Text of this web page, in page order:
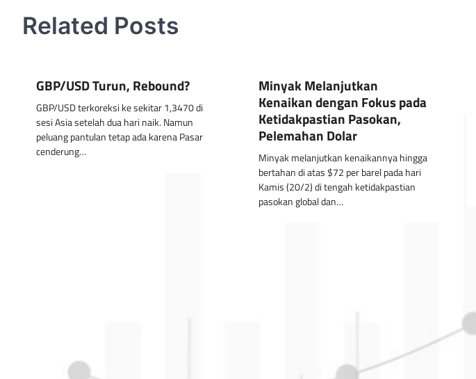
Related Posts
GBP/USD Turun, Rebound?
GBP/USD terkoreksi ke sekitar 1,3470 di
sesi Asia setelah dua hari naik. Namun
peluang pantulan tetap ada karena Pasar
cenderung…
Minyak Melanjutkan
Kenaikan dengan Fokus pada
Ketidakpastian Pasokan,
Pelemahan Dolar
Minyak melanjutkan kenaikannya hingga
bertahan di atas $72 per barel pada hari
Kamis (20/2) di tengah ketidakpastian
pasokan global dan…